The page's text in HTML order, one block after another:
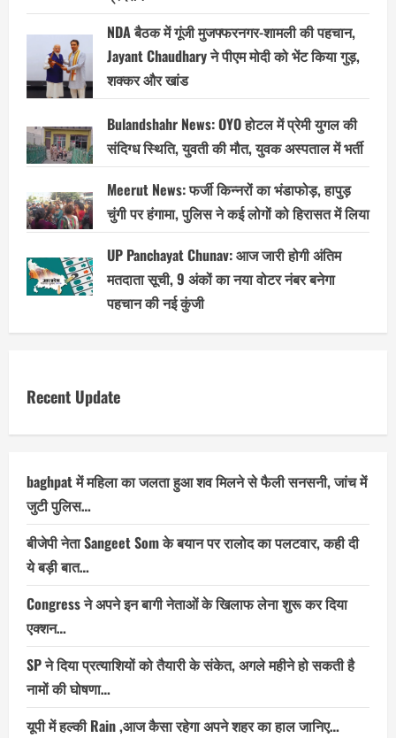
NDA बैठक में गूंजी मुजफ्फरनगर-शामली की पहचान,
Jayant Chaudhary ने पीएम मोदी को भेंट किया गुड़,
शक्कर और खांड
Bulandshahr News: OYO होटल में प्रेमी युगल की
संदिग्ध स्थिति, युवती की मौत, युवक अस्पताल में भर्ती
Meerut News: फर्जी किन्नरों का भंडाफोड़, हापुड़
चुंगी पर हंगामा, पुलिस ने कई लोगों को हिरासत में लिया
UP Panchayat Chunav: आज जारी होगी अंतिम
मतदाता सूची, 9 अंकों का नया वोटर नंबर बनेगा
पहचान की नई कुंजी
Recent Update
baghpat में महिला का जलता हुआ शव मिलने से फैली सनसनी, जांच में
जुटी पुलिस…
बीजेपी नेता Sangeet Som के बयान पर रालोद का पलटवार, कही दी
ये बड़ी बात…
Congress ने अपने इन बागी नेताओं के खिलाफ लेना शुरू कर दिया
एक्शन…
SP ने दिया प्रत्याशियों को तैयारी के संकेत, अगले महीने हो सकती है
नामों की घोषणा…
यूपी में हल्की Rain ,आज कैसा रहेगा अपने शहर का हाल जानिए…